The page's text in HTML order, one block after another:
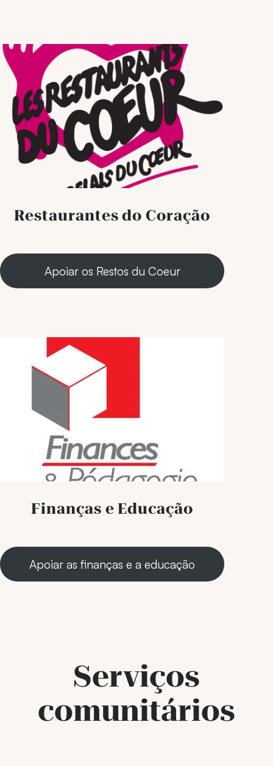
Restaurantes do Coração
Apoiar os Restos du Coeur
Finanças e Educação
Apoiar as finanças e a educação
Serviços
comunitários